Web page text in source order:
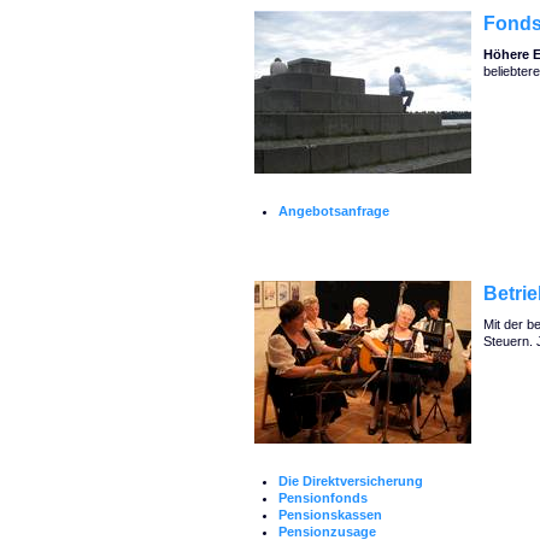
Höhere
Angebotsanfrage
Mit der
Steuern.
Die Direktversicherung
Pensionfonds
Pensionskassen
Pensionzusage